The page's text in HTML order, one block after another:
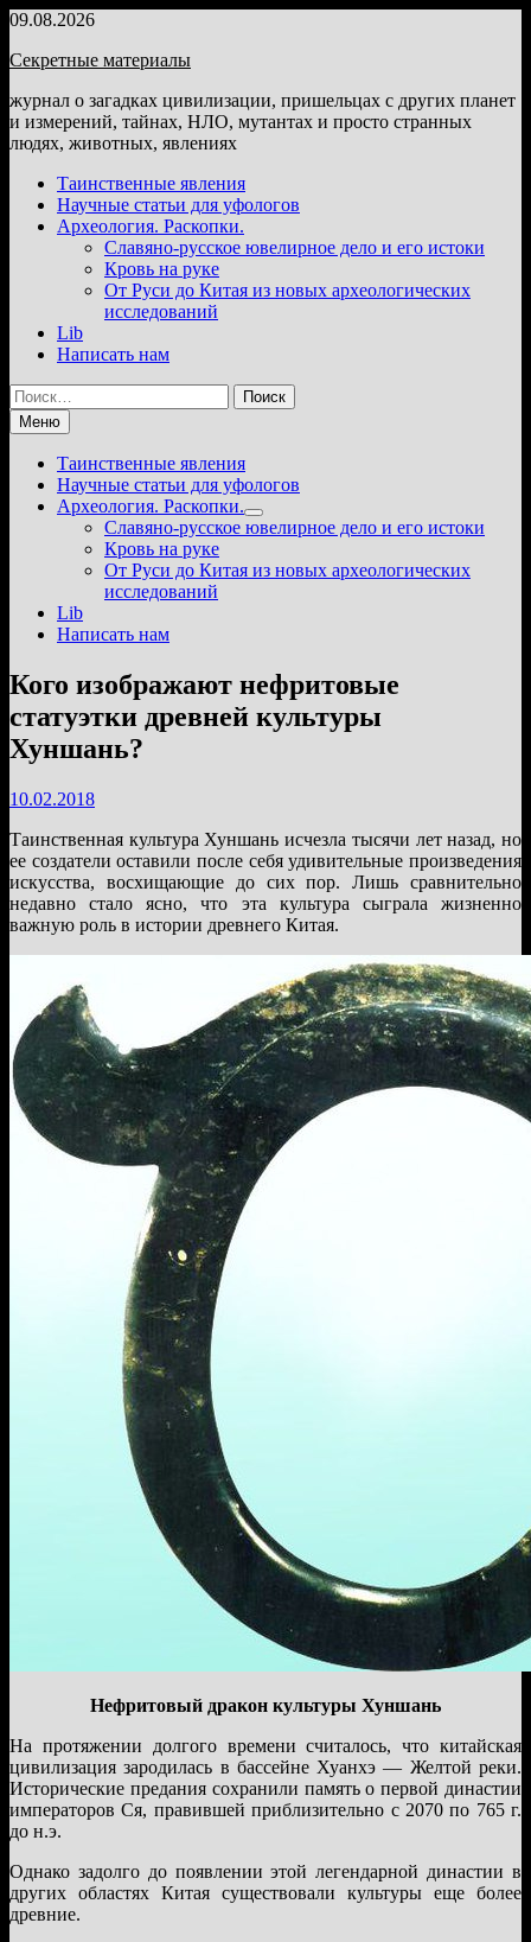
Перейти
содержимому
09.08.2026
Секретные материалы
журнал о загадках цивилизации, пришельцах с других планет
и измерений, тайнах, НЛО, мутантах и просто странных
людях, животных, явлениях
Таинственные явления
Научные статьи для уфологов
Археология. Раскопки.
Славяно-русское ювелирное дело и его истоки
Кровь на руке
От Руси до Китая из новых археологических
исследований
Lib
Написать нам
Найти:
Меню
Таинственные явления
Научные статьи для уфологов
Археология. Раскопки.
Показать
подменю
Славяно-русское ювелирное дело и его истоки
Кровь на руке
От Руси до Китая из новых археологических
исследований
Lib
Написать нам
Кого изображают нефритовые
статуэтки древней культуры
Хуншань?
10.02.2018
Таинственная культура Хуншань исчезла тысячи лет назад, но
ее создатели оставили после себя удивительные произведения
искусства, восхищающие до сих пор. Лишь сравнительно
недавно стало ясно, что эта культура сыграла жизненно
важную роль в истории древнего Китая.
Нефритовый дракон культуры Хуншань
На протяжении долгого времени считалось, что китайская
цивилизация зародилась в бассейне Хуанхэ — Желтой реки.
Исторические предания сохранили память о первой династии
императоров Ся, правившей приблизительно с 2070 по 765 г.
до н.э.
Однако задолго до появлении этой легендарной династии в
других областях Китая существовали культуры еще более
древние.